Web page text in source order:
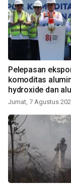
Pelepasan
komoditas
hydroxide dan
Jumat, 7 Agustus